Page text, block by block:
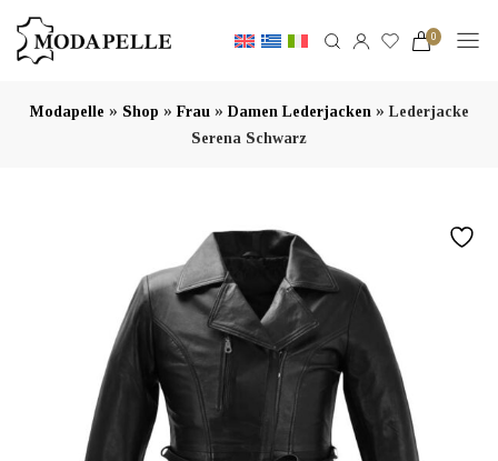
0
Modapelle » Shop » Frau » Damen Lederjacken » Lederjacke
Serena Schwarz